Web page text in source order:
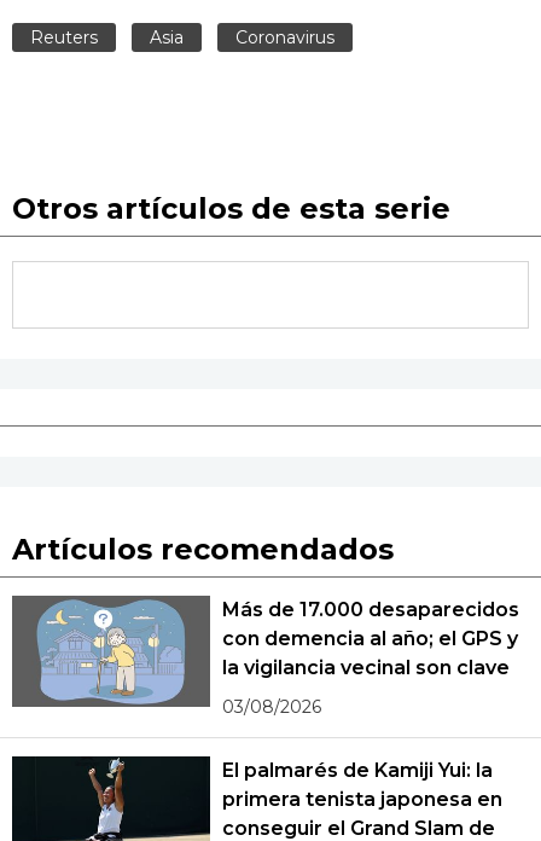
Reuters Asia Coronavirus
Otros artículos de esta serie
Artículos recomendados
Más de 17.000 desaparecidos
con demencia al año; el GPS y
la vigilancia vecinal son clave
03/08/2026
El palmarés de Kamiji Yui: la
primera tenista japonesa en
conseguir el Grand Slam de